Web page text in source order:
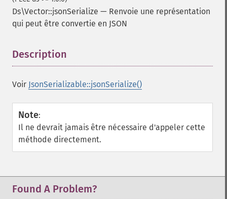
Ds\Vector::jsonSerialize — Renvoie une représentation
qui peut être convertie en JSON
Description
Voir JsonSerializable::jsonSerialize()
Note:
Il ne devrait jamais être nécessaire d'appeler cette
méthode directement.
Found A Problem?